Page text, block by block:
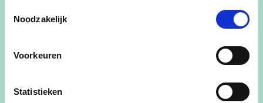
Noodzakelijk
Voorkeuren
Statistieken
voetpaden, veiligere infrastructuur voor fietsers
en vooral voor onze kinderen die dagelijks met de
fietsstraten is hier niet verkeerd.
transparant plan opstellen zodat jullie weten waar